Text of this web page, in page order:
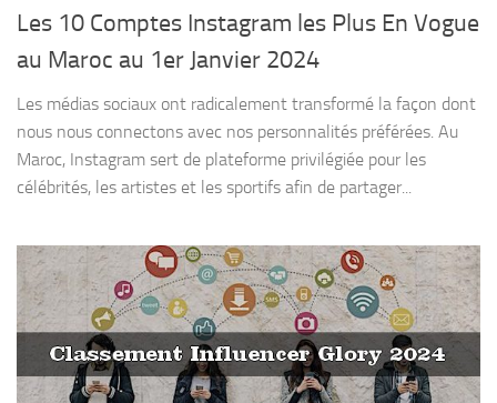
Les 10 Comptes Instagram les Plus En Vogue
au Maroc au 1er Janvier 2024
Les médias sociaux ont radicalement transformé la façon dont
nous nous connectons avec nos personnalités préférées. Au
Maroc, Instagram sert de plateforme privilégiée pour les
célébrités, les artistes et les sportifs afin de partager...